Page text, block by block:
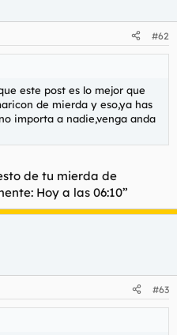
#62
este post es lo mejor que
de mierda y eso,ya has
importa a nadie,venga anda
de tu mierda de
Hoy a las 06:10”
#63